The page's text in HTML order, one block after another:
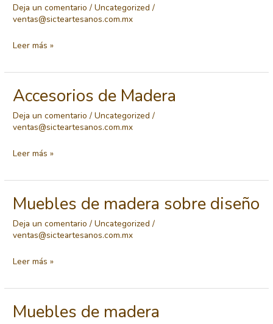
Deja un comentario /Uncategorized /
ventas@sicteartesanos.com.mx
Decoración
casas
Leer más »
Accesorios de Madera
Deja un comentario /Uncategorized /
ventas@sicteartesanos.com.mx
Accesorios
Madera
Leer más »
Muebles de madera sobre diseño
Deja un comentario /Uncategorized /
ventas@sicteartesanos.com.mx
Muebles
madera
sobre
Leer más »
Muebles de madera